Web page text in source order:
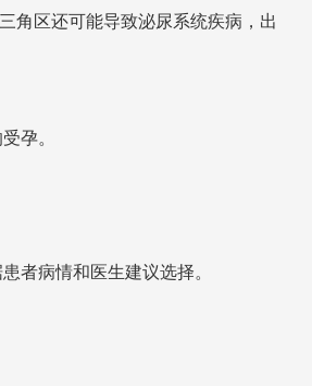
角区还可能导致泌尿系统疾病，出
孕。
者病情和医生建议选择。